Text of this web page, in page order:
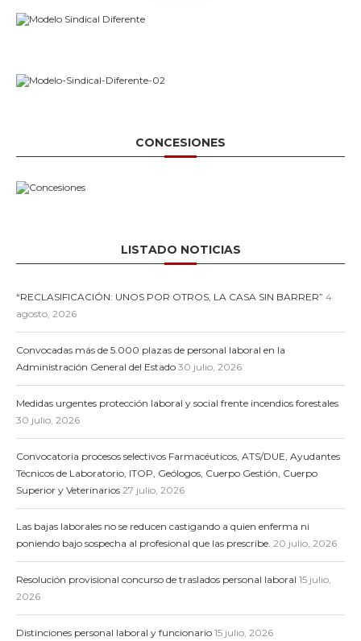
CONCESIONES
LISTADO NOTICIAS
“RECLASIFICACIÓN: UNOS POR OTROS, LA CASA SIN BARRER” 4
agosto, 2026
Convocadas más de 5.000 plazas de personal laboral en la
Administración General del Estado 30 julio, 2026
Medidas urgentes protección laboral y social frente incendios forestales
30 julio, 2026
Convocatoria procesos selectivos Farmacéuticos, ATS/DUE, Ayudantes
Técnicos de Laboratorio, ITOP, Geólogos, Cuerpo Gestión, Cuerpo
Superior y Veterinarios 27 julio, 2026
Las bajas laborales no se reducen castigando a quien enferma ni
poniendo bajo sospecha al profesional que las prescribe. 20 julio, 2026
Resolución provisional concurso de traslados personal laboral 15 julio,
2026
Distinciones personal laboral y funcionario 15 julio, 2026